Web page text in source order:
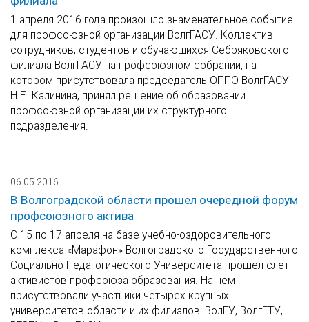
1 апреля 2016 года произошло знаменательное событие
для профсоюзной организации ВолгГАСУ. Коллектив
сотрудников, студентов и обучающихся Себряковского
филиала ВолгГАСУ на профсоюзном собрании, на
котором присутствовала председатель ОППО ВолгГАСУ
Н.Е. Калинина, принял решение об образовании
профсоюзной организации их структурного
подразделения.
06.05.2016
В Волгоградской области прошел очередной форум
профсоюзного актива
С 15 по 17 апреля на базе учебно-оздоровительного
комплекса «Марафон» Волгоградского Государственного
Социально-Педагогического Университета прошел слет
активистов профсоюза образования. На нем
присутствовали участники четырех крупных
университетов области и их филиалов: ВолГУ, ВолгГТУ,